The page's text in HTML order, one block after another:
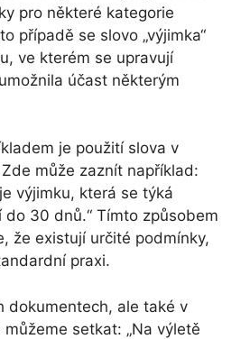
pro některé kategorie
případě se slovo „výjimka“
ve kterém se upravují
účast některým
je použití slova v
může zaznít například:
výjimku, která se týká
30 dnů.“ Tímto způsobem
že existují určité podmínky,
praxi.
dokumentech, ale také v
setkat: „Na výletě